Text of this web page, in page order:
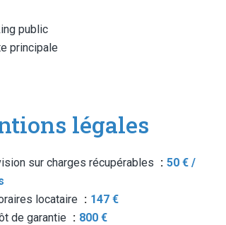
public
principale
légales
sur charges récupérables
50 € /
locataire
147 €
de garantie
800 €